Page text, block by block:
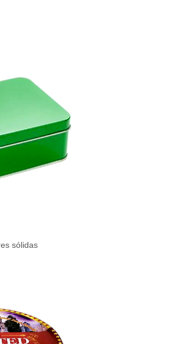
sólidas